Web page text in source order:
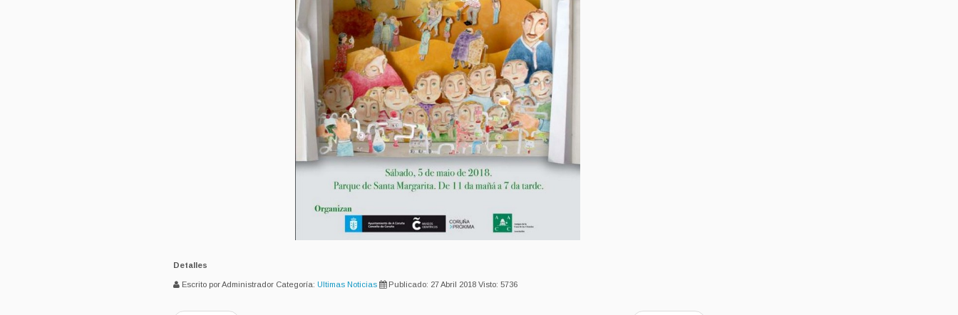
Detalles
Escrito por Administrador Categoría: Ultimas Noticias Publicado: 27 Abril 2018 Visto: 5736